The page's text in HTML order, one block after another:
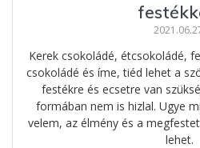
Kerek csokoládé, étcsokoládé,
csokoládé és íme, tiéd lehet a
festékre és ecsetre van
formában nem is hizlal. Ugye
velem, az élmény és a
lehet.